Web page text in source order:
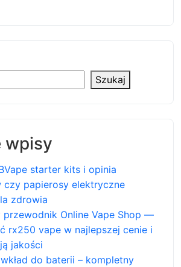
Szukaj
wpisy
starter kits i opinia
czy papierosy elektryczne
zdrowia
przewodnik Online Vape Shop —
rx250 vape w najlepszej cenie i
jakości
do baterii – kompletny